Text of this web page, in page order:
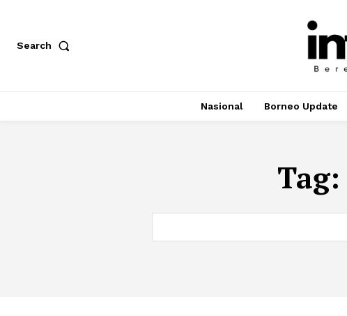
Search
Nasional Borneo Update
Tag: